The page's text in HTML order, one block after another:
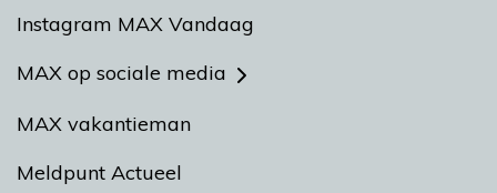
Instagram MAX Vandaag
MAX op sociale media
MAX vakantieman
Meldpunt Actueel